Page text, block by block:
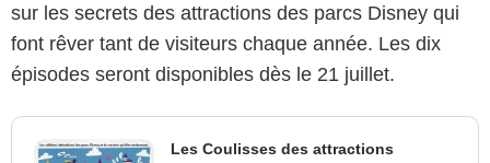
sur les secrets des attractions des parcs Disney qui
font rêver tant de visiteurs chaque année. Les dix
épisodes seront disponibles dès le 21 juillet.
Les Coulisses des attractions